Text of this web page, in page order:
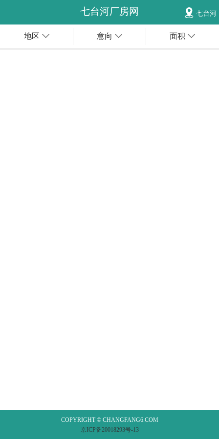
七台河厂房网 七台河
地区 意向 面积
COPYRIGHT © CHANGFANG6.COM
京ICP备20018293号-13